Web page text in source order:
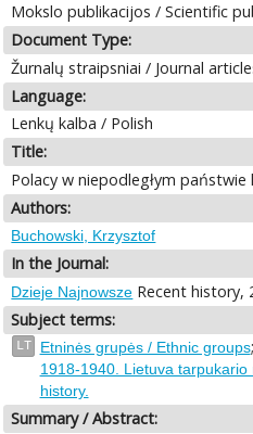
Mokslo publikacijos / Scientific
Document Type:
Žurnalų straipsniai / Journal
Language:
Lenkų kalba / Polish
Title:
Polacy w niepodległym
Authors:
Buchowski, Krzysztof
In the Journal:
Dzieje Najnowsze Recent history,
Subject terms:
LT Etninės grupės / Ethnic groups;
1918-1940. Lietuva tarpukario
history.
Summary / Abstract: